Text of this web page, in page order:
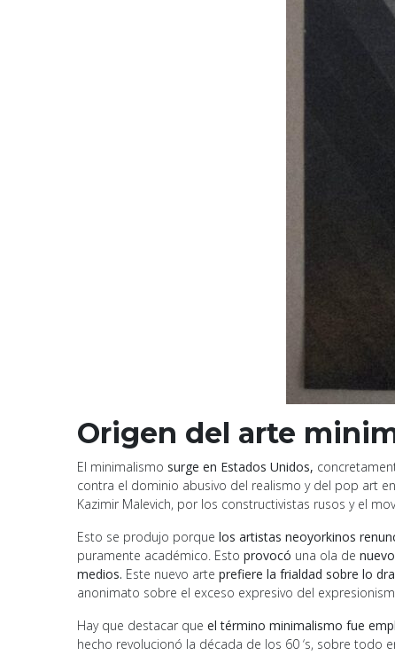
Origen del arte
El minimalismo surge en Estados Unidos,
contra el dominio abusivo del realismo y del pop art
Kazimir Malevich, por los constructivistas rusos y el
Esto se produjo porque los artistas neoyorkinos
puramente académico. Esto provocó una ola de
medios. Este nuevo arte prefiere la frialdad sobre lo
anonimato sobre el exceso expresivo del
Hay que destacar que el término minimalismo fue
hecho revolucionó la década de los 60 ‘s, sobre todo